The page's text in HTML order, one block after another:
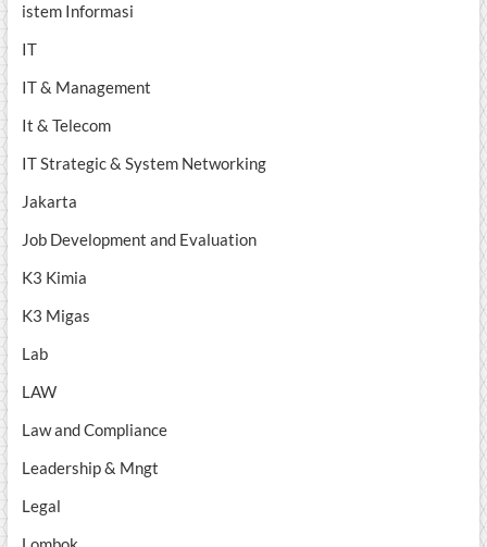
istem Informasi
IT
IT & Management
It & Telecom
IT Strategic & System Networking
Jakarta
Job Development and Evaluation
K3 Kimia
K3 Migas
Lab
LAW
Law and Compliance
Leadership & Mngt
Legal